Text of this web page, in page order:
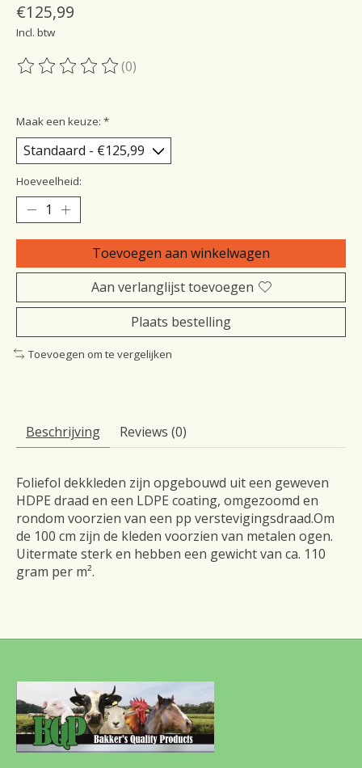
€125,99
Incl. btw
De beoordeling van dit product is
(0)
Maak een keuze: *
Hoeveelheid:
Toevoegen aan winkelwagen
Aan verlanglijst toevoegen
Plaats bestelling
Toevoegen om te vergelijken
Beschrijving Reviews (0)
Foliefol dekkleden zijn opgebouwd uit een geweven
HDPE draad en een LDPE coating, omgezoomd en
rondom voorzien van een pp verstevigingsdraad.Om
de 100 cm zijn de kleden voorzien van metalen ogen.
Uitermate sterk en hebben een gewicht van ca. 110
gram per m².